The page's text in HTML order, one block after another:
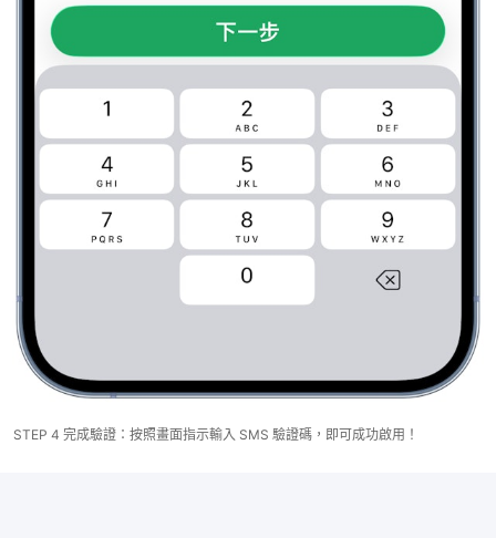
STEP 4 完成驗證：按照畫面指示輸入 SMS 驗證碼，即可成功啟用！